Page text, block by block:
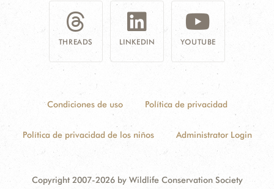
THREADS LINKEDIN YOUTUBE
Condiciones de uso Política de privacidad
Política de privacidad de los niños Administrator Login
Copyright 2007-2026 by Wildlife Conservation Society